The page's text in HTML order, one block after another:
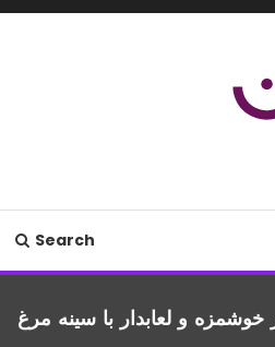
Search
و لعابدار با سینه مرغ